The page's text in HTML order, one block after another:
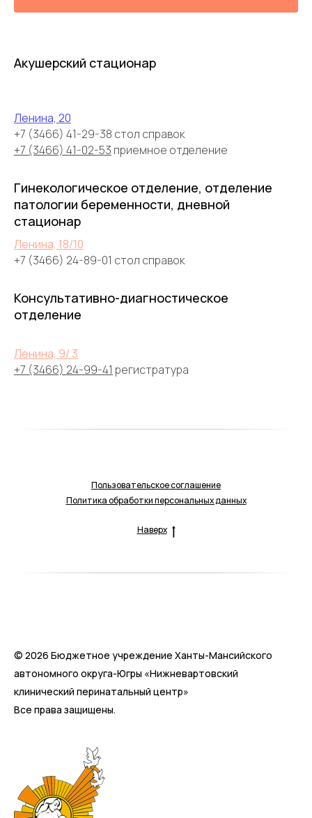
Акушерский стационар
Ленина, 20
+7 (3466) 41-29-38 стол справок
+7 (3466) 41-02-53 приемное отделение
Гинекологическое отделение, отделение
патологии беременности, дневной
стационар
Ленина, 18/10
+7 (3466) 24-89-01 стол справок
Консультативно-диагностическое
отделение
Ленина, 9/ 3
+7 (3466) 24-99-41 регистратура
Пользовательское соглашение
Политика обработки персональных данных
Наверх
© 2026 Бюджетное учреждение Ханты-Мансийского
автономного округа-Югры «Нижневартовский
клинический перинатальный центр»
Все права защищены.